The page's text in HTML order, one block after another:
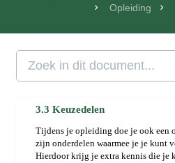
Opleiding